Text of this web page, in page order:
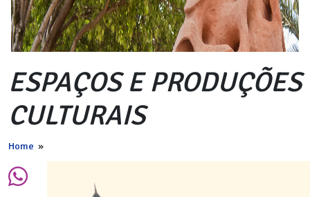
ESPAÇOS E PRODUÇÕES
CULTURAIS
Home »